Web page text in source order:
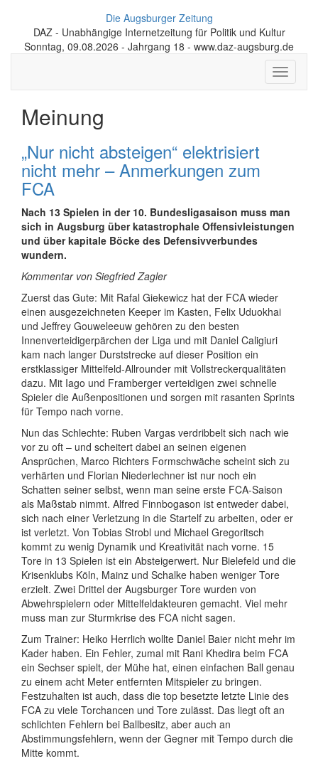
Die Augsburger Zeitung
DAZ - Unabhängige Internetzeitung für Politik und Kultur
Sonntag, 09.08.2026 - Jahrgang 18 - www.daz-augsburg.de
Toggle
Meinung
„Nur nicht absteigen“ elektrisiert
nicht mehr – Anmerkungen zum
FCA
Nach 13 Spielen in der 10. Bundesligasaison muss man
sich in Augsburg über katastrophale Offensivleistungen
und über kapitale Böcke des Defensivverbundes
wundern.
Kommentar von Siegfried Zagler
Zuerst das Gute: Mit Rafal Giekewicz hat der FCA wieder
einen ausgezeichneten Keeper im Kasten, Felix Uduokhai
und Jeffrey Gouweleeuw gehören zu den besten
Innenverteidigerpärchen der Liga und mit Daniel Caligiuri
kam nach langer Durststrecke auf dieser Position ein
erstklassiger Mittelfeld-Allrounder mit Vollstreckerqualitäten
dazu. Mit Iago und Framberger verteidigen zwei schnelle
Spieler die Außenpositionen und sorgen mit rasanten Sprints
für Tempo nach vorne.
Nun das Schlechte: Ruben Vargas verdribbelt sich nach wie
vor zu oft – und scheitert dabei an seinen eigenen
Ansprüchen, Marco Richters Formschwäche scheint sich zu
verhärten und Florian Niederlechner ist nur noch ein
Schatten seiner selbst, wenn man seine erste FCA-Saison
als Maßstab nimmt. Alfred Finnbogason ist entweder dabei,
sich nach einer Verletzung in die Startelf zu arbeiten, oder er
ist verletzt. Von Tobias Strobl und Michael Gregoritsch
kommt zu wenig Dynamik und Kreativität nach vorne. 15
Tore in 13 Spielen ist ein Absteigerwert. Nur Bielefeld und die
Krisenklubs Köln, Mainz und Schalke haben weniger Tore
erzielt. Zwei Drittel der Augsburger Tore wurden von
Abwehrspielern oder Mittelfeldakteuren gemacht. Viel mehr
muss man zur Sturmkrise des FCA nicht sagen.
Zum Trainer: Heiko Herrlich wollte Daniel Baier nicht mehr im
Kader haben. Ein Fehler, zumal mit Rani Khedira beim FCA
ein Sechser spielt, der Mühe hat, einen einfachen Ball genau
zu einem acht Meter entfernten Mitspieler zu bringen.
Festzuhalten ist auch, dass die top besetzte letzte Linie des
FCA zu viele Torchancen und Tore zulässt. Das liegt oft an
schlichten Fehlern bei Ballbesitz, aber auch an
Abstimmungsfehlern, wenn der Gegner mit Tempo durch die
Mitte kommt.